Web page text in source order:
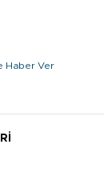
Haber Ver